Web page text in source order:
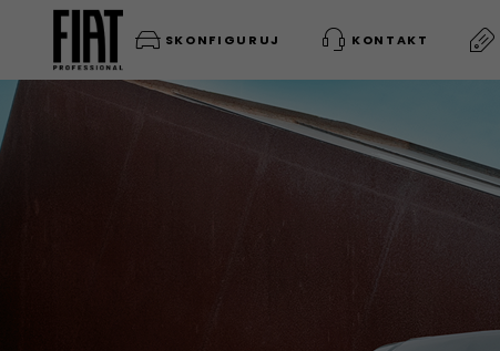
SKONFIGURUJ KONTAKT